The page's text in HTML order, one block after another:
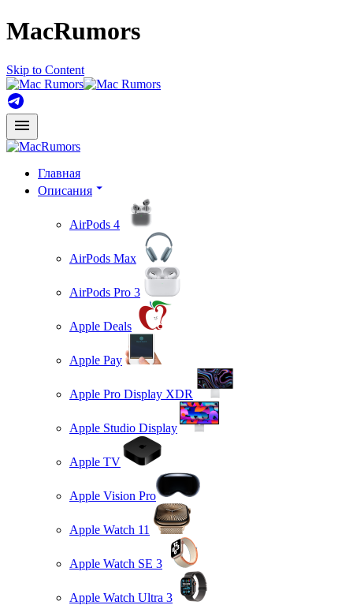
MacRumors
Skip to Content
Главная
Описания
AirPods 4
AirPods Max
AirPods Pro 3
Apple Deals
Apple Pay
Apple Pro Display XDR
Apple Studio Display
Apple TV
Apple Vision Pro
Apple Watch 11
Apple Watch SE 3
Apple Watch Ultra 3